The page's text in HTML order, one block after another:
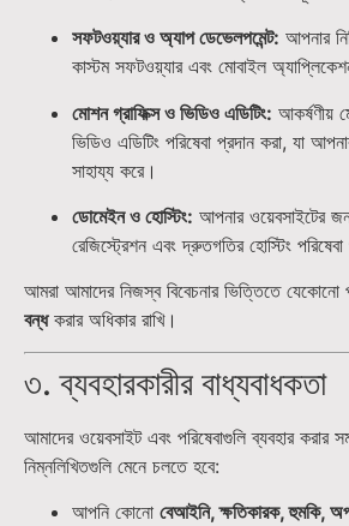
সফটওয়্যার ও অ্যাপ ডেভেলপমেন্ট: আপনার
কাস্টম সফটওয়্যার এবং মোবাইল
মোশন গ্রাফিক্স ও ভিডিও এডিটিং: আকর্ষণীয়
ভিডিও এডিটিং পরিষেবা প্রদান করা, যা
সাহায্য করে।
ডোমেইন ও হোস্টিং: আপনার ওয়েবসাইটের
রেজিস্ট্রেশন এবং দ্রুতগতির হোস্টিং
আমরা আমাদের নিজস্ব বিবেচনার ভিত্তিতে যেকোনো
বন্ধকরার অধিকার রাখি।
৩. ব্যবহারকারীর বাধ্যবাধকতা
আমাদের ওয়েবসাইট এবং পরিষেবাগুলি ব্যবহার
নিম্নলিখিতগুলি মেনে চলতে হবে:
আপনি কোনো বেআইনি, ক্ষতিকারক, হুমকি,